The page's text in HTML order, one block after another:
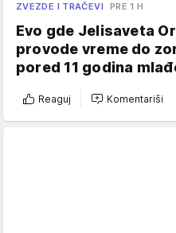
ZVEZDE I TRAČEVI PRE 1 H
Evo gde Jelisaveta
provode vreme do
pored 11 godina
Reaguj Komentariši